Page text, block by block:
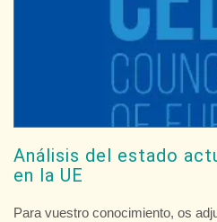
Análisis del estado
en la UE
Para vuestro conocimiento, os